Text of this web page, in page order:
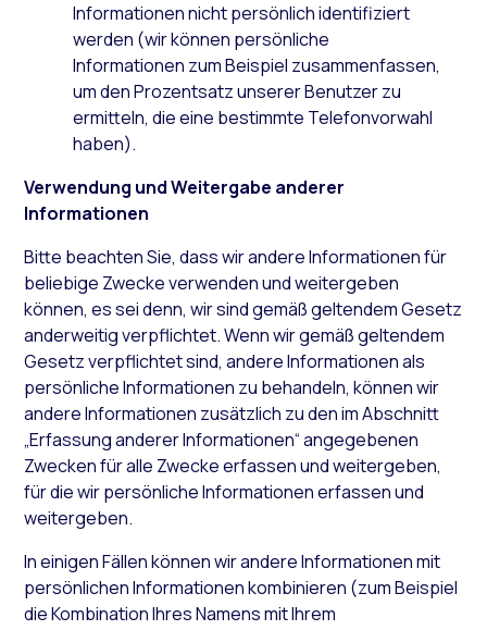
Informationen nicht persönlich identifiziert
werden (wir können persönliche
Informationen zum Beispiel zusammenfassen,
um den Prozentsatz unserer Benutzer zu
ermitteln, die eine bestimmte Telefonvorwahl
haben).
Verwendung und Weitergabe anderer
Informationen
Bitte beachten Sie, dass wir andere Informationen für
beliebige Zwecke verwenden und weitergeben
können, es sei denn, wir sind gemäß geltendem Gesetz
anderweitig verpflichtet. Wenn wir gemäß geltendem
Gesetz verpflichtet sind, andere Informationen als
persönliche Informationen zu behandeln, können wir
andere Informationen zusätzlich zu den im Abschnitt
„Erfassung anderer Informationen“ angegebenen
Zwecken für alle Zwecke erfassen und weitergeben,
für die wir persönliche Informationen erfassen und
weitergeben.
In einigen Fällen können wir andere Informationen mit
persönlichen Informationen kombinieren (zum Beispiel
die Kombination Ihres Namens mit Ihrem